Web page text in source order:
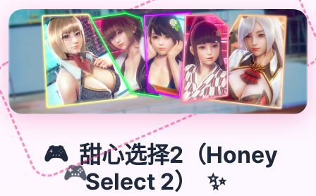
🎮
🎮 甜心选择2（Honey
Select 2）
✨